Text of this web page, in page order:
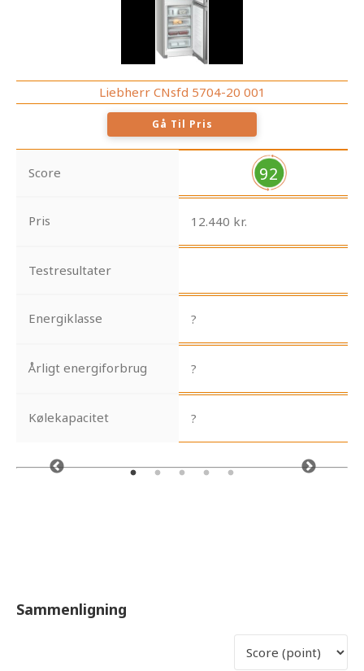
Liebherr CNsfd 5704-20 001
Gå Til Pris
Score 92
Pris 12.440 kr.
Testresultater
Energiklasse ?
Årligt energiforbrug ?
Kølekapacitet ?
Sammenligning